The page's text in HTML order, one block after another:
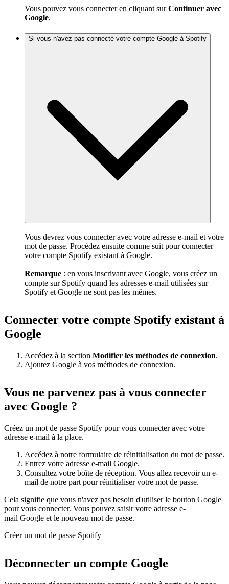
Vous pouvez vous connecter en cliquant surContinuer avec
Google.
Si vous n'avez pas connecté votre compte Google à Spotify
Vous devrez vous connecter avec votre adresse e-mail et votre
mot de passe. Procédez ensuite comme suit pour connecter
votre compte Spotify existant à Google.
Remarque : en vous inscrivant avec Google, vous créez un
compte sur Spotify quand les adresses e-mail utilisées sur
Spotify et Google ne sont pas les mêmes.
Connecter votre compte Spotify existant à
Google
Accédez à la section Modifier les méthodes de connexion.
Ajoutez Google à vos méthodes de connexion.
Vous ne parvenez pas à vous connecter
avec Google ?
Créez un mot de passe Spotify pour vous connecter avec votre
adresse e-mail à la place.
Accédez à notre formulaire de réinitialisation du mot de passe.
Entrez votre adresse e-mail Google.
Consultez votre boîte de réception. Vous allez recevoir un e-
mail de notre part pour réinitialiser votre mot de passe.
Cela signifie que vous n'avez pas besoin d'utiliser le bouton Google
pour vous connecter. Vous pouvez saisir votre adresse e-
mail Google et le nouveau mot de passe.
Créer un mot de passe Spotify
Déconnecter un compte Google